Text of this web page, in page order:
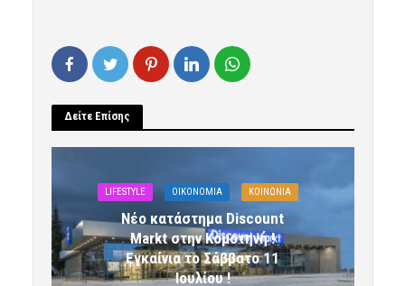
Δείτε Επίσης
LIFESTYLE OIKONOMIA ΚΟΙΝΩΝΙΑ
Νέο κατάστημα Discount
Markt στην Κομοτηνή !
Εγκαίνια το Σάββατο 11
Ιουλίου !